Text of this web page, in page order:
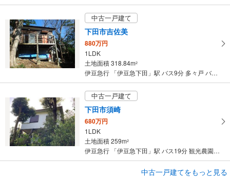
存
す
る
中古一戸建て
下田市吉佐美
880万円
1LDK
土地面積 318.84m2
伊豆急行 「伊豆急下田」駅 バス9分 多々戸 バス停下車 徒歩11分
中古一戸建て
下田市須崎
680万円
1LDK
土地面積 259m2
伊豆急行 「伊豆急下田」駅 バス19分 観光農園 バス停下車 徒歩12分
中古一戸建てをもっと見る